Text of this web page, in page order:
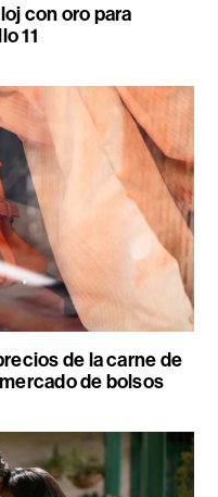
con oro para
11
de la carne de
de bolsos